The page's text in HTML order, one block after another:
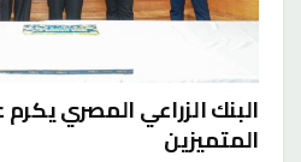
البنك الزراعي المصري
المتميزين